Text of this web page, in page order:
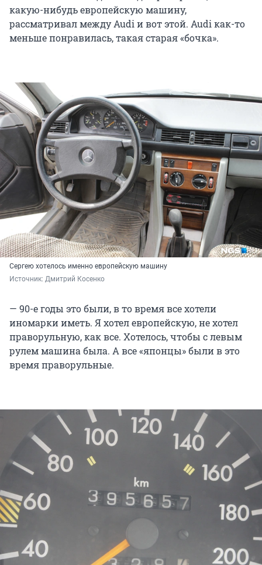
какую-нибудь европейскую машину,
рассматривал между Audi и вот этой. Audi как-то
меньше понравилась, такая старая «бочка».
Сергею хотелось именно европейскую машину
Источник: Дмитрий Косенко
— 90-е годы это были, в то время все хотели
иномарки иметь. Я хотел европейскую, не хотел
праворульную, как все. Хотелось, чтобы с левым
рулем машина была. А все «японцы» были в это
время праворульные.